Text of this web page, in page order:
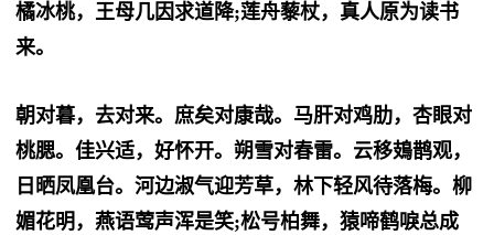
橘冰桃，王母几因求道降;莲舟藜杖，真人原为读书
来。
朝对暮，去对来。庶矣对康哉。马肝对鸡肋，杏眼对
桃腮。佳兴适，好怀开。朔雪对春雷。云移鳷鹊观，
日晒凤凰台。河边淑气迎芳草，林下轻风待落梅。柳
媚花明，燕语莺声浑是笑;松号柏舞，猿啼鹤唳总成